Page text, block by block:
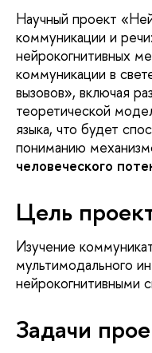
Научный проект
коммуникации и
нейрокогнитивных
коммуникации в
вызовов», включая
теоретической
языка, что будет
пониманию
человеческого
Цель
Изучение
мультимодального
нейрокогнитивными
Задачи